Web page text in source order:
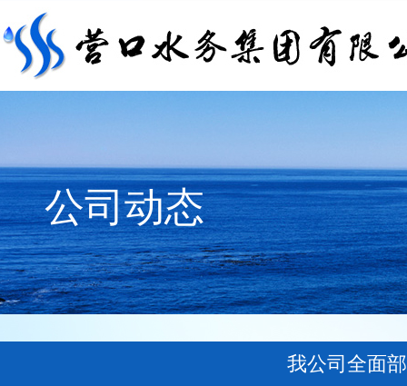
公司动态
我公司全面